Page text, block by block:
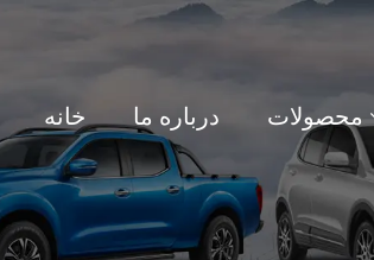
خانه درباره ما محصولات